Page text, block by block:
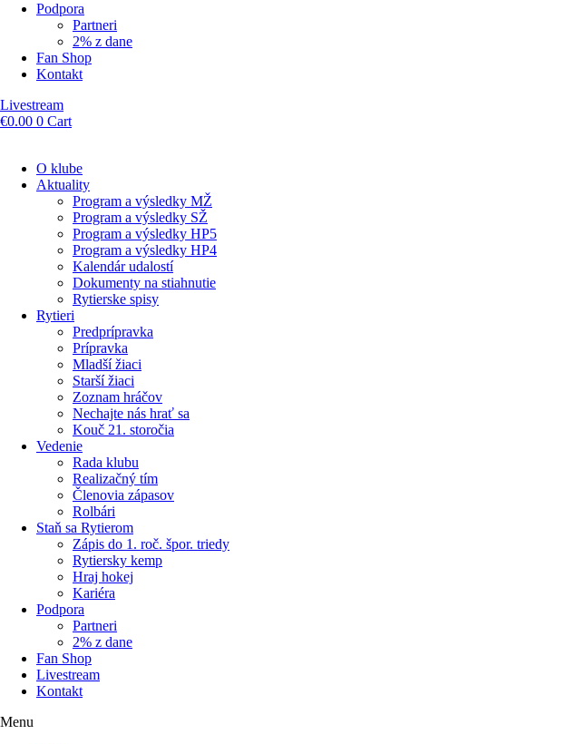
Podpora
Partneri
2% z dane
Fan Shop
Kontakt
Livestream
€0.00 0 Cart
O klube
Aktuality
Program a výsledky MŽ
Program a výsledky SŽ
Program a výsledky HP5
Program a výsledky HP4
Kalendár udalostí
Dokumenty na stiahnutie
Rytierske spisy
Rytieri
Predprípravka
Prípravka
Mladší žiaci
Starší žiaci
Zoznam hráčov
Nechajte nás hrať sa
Kouč 21. storočia
Vedenie
Rada klubu
Realizačný tím
Členovia zápasov
Rolbári
Staň sa Rytierom
Zápis do 1. roč. špor. triedy
Rytiersky kemp
Hraj hokej
Kariéra
Podpora
Partneri
2% z dane
Fan Shop
Livestream
Kontakt
Menu